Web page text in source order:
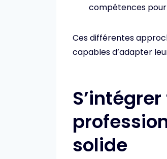
compétences
Ces différentes
capables d’adapter
solide